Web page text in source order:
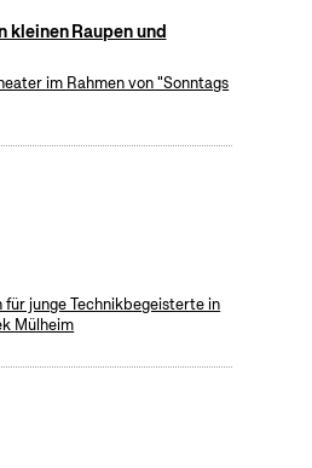
kleinen Raupen und
im Rahmen von "Sonntags
junge Technikbegeisterte in
Mülheim